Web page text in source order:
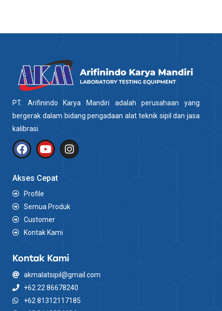
PT. Arifinindo Karya Mandiri adalah perusahaan yang
bergerak dalam bidang pengadaan alat teknik sipil dan jasa
kalibrasi.
Akses Cepat
Profile
Semua Produk
Customer
Kontak Kami
Kontak Kami
akmalatsipil@gmail.com
+62 22 86678240
+62 81312117185